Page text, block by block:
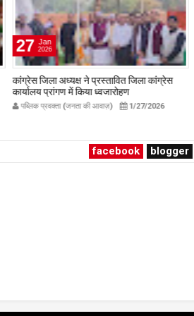
27 Jan
2026
कांग्रेस जिला अध्यक्ष ने प्रस्तावित जिला कांग्रेस
कार्यालय प्रांगण में किया ध्वजारोहण
publicpravakta.com
पब्लिक प्रवक्ता (जनता की आवाज़) 1/27/2026
facebook blogger